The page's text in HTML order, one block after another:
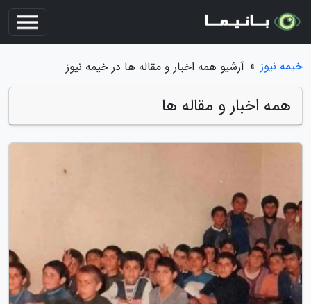
خیمه نیوز » آرشیو همه اخبار و مقاله ها در خیمه نیوز
همه اخبار و مقاله ها